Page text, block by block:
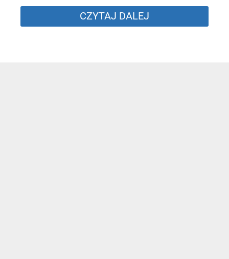
CZYTAJ DALEJ